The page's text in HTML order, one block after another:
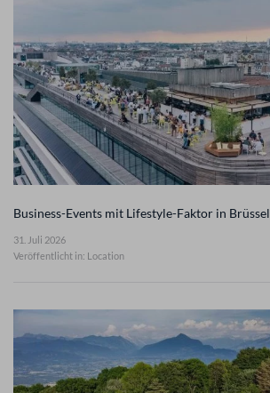
Business-Events mit Lifestyle-Faktor in Brüssel
31. Juli 2026
Veröffentlicht in: Location